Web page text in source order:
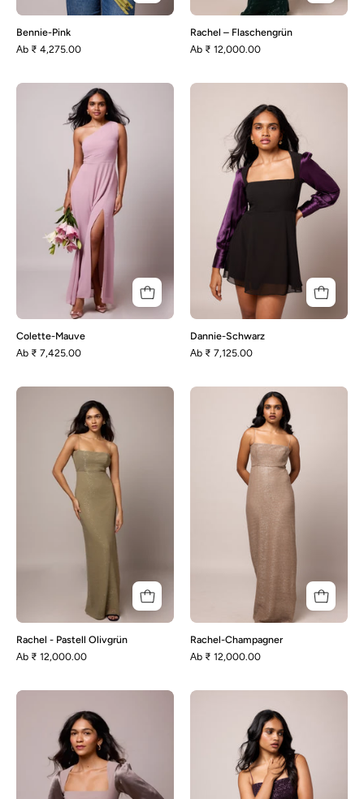
Bennie-Pink
Аb ₹ 4,275.00
Rachel – Flaschengrün
Аb ₹ 12,000.00
Colette-
Mauve
Colette-Mauve
Аb ₹ 7,425.00
Schwarz
Dannie-Schwarz
Аb ₹ 7,125.00
-
Pastell
Olivgrün
Rachel - Pastell Olivgrün
Аb ₹ 12,000.00
Rachel-
Champagner
Rachel-Champagner
Аb ₹ 12,000.00
-
Deep
Purple